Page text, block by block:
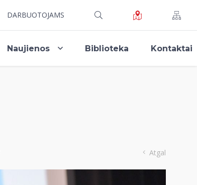
DARBUOTOJAMS
Naujienos Biblioteka Kontaktai
Atgal